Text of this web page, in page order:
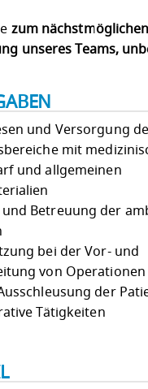
zum
unseres Teams,
und Versorgung
mit
und allgemeinen
Betreuung der
bei der Vor- und
von Operationen
der
Tätigkeiten